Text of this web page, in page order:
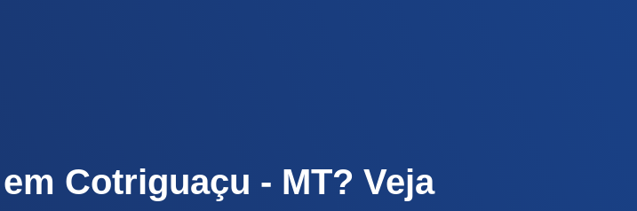
Cotriguaçu - MT? Veja